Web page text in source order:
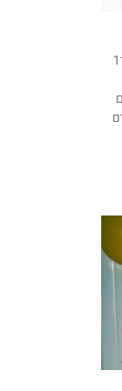
התלמידים אמורים לשוב לשגרת לימודים ב־1